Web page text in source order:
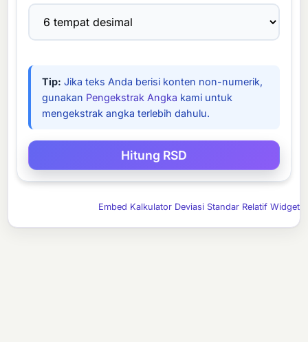
Tip: Jika teks Anda berisi konten non-numerik,
gunakan Pengekstrak Angka kami untuk
mengekstrak angka terlebih dahulu.
Embed Kalkulator Deviasi Standar Relatif Widget